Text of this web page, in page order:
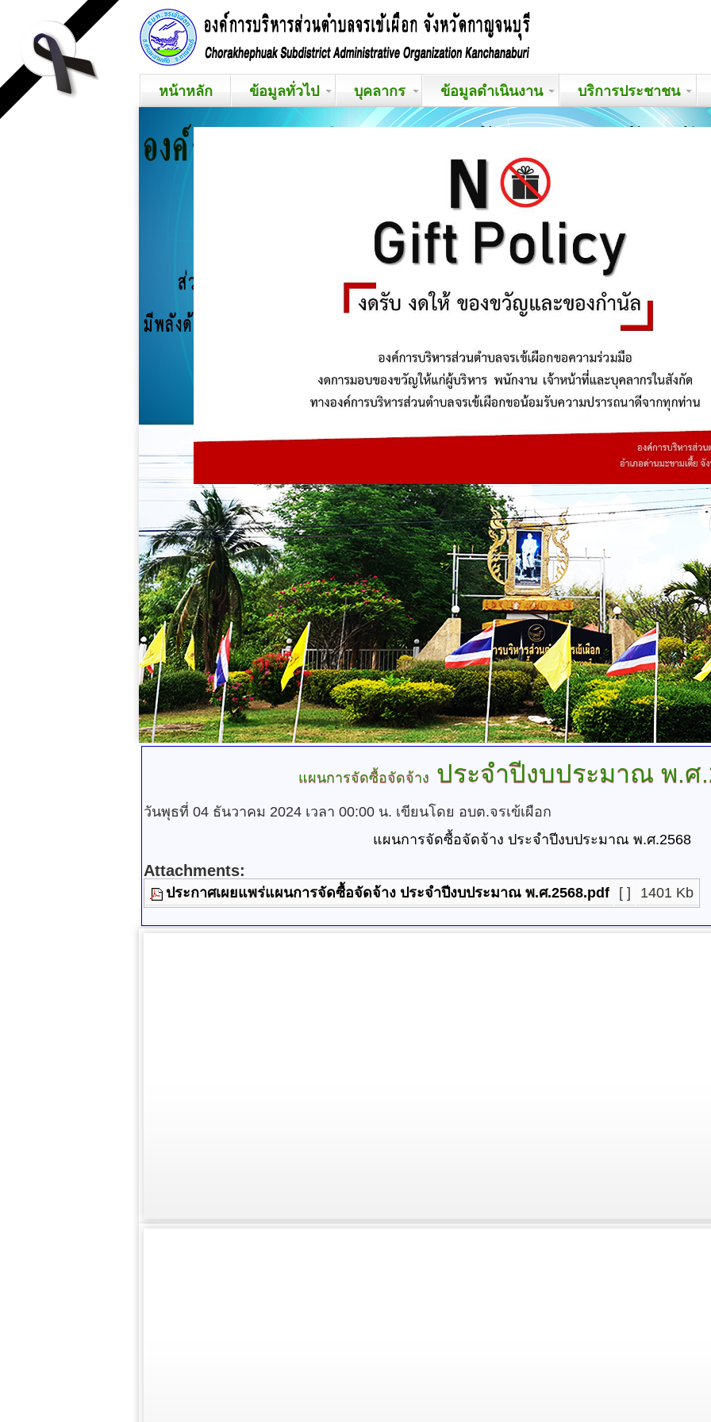
หน้าหลัก ข้อมูลทั่วไป บุคลากร ข้อมูลดำเนินงาน บริการประชาชน
แผนการจัดซื้อจัดจ้าง ประจำปีงบประมาณ พ.ศ
วันพุธที่ 04 ธันวาคม 2024 เวลา 00:00 น. เขียนโดย อบต.จรเข้เผือก
แผนการจัดซื้อจัดจ้าง ประจำปีงบประมาณ พ.ศ.2568
Attachments:
ประกาศเผยแพร่แผนการจัดซื้อจัดจ้าง ประจำปีงบประมาณ พ.ศ.2568.pdf [ ] 1401 Kb